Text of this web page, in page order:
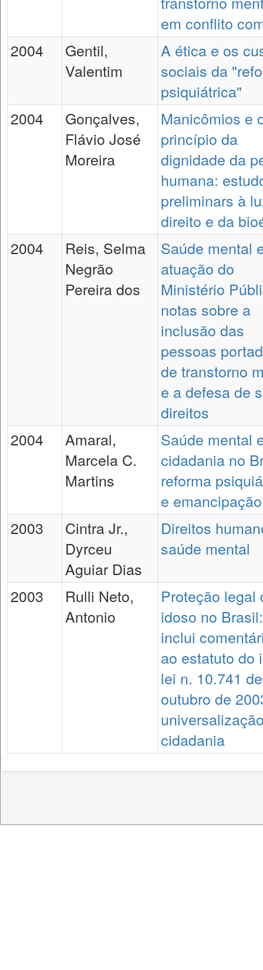
em conflito
2004
Gentil,
Valentim
A ética e os
sociais da
psiquiátrica"
2004
Gonçalves,
Flávio José
Moreira
Manicômios e
princípio da
dignidade da
humana:
preliminars à
direito e da
2004
Reis, Selma
Negrão
Pereira dos
Saúde mental
atuação do
Ministério
notas sobre a
inclusão das
pessoas
de transtorno
e a defesa de
direitos
2004
Amaral,
Marcela C.
Martins
Saúde mental
cidadania no
reforma
e emancipação
2003
Cintra Jr.,
Dyrceu
Aguiar Dias
Direitos
saúde mental
2003
Rulli Neto,
Antonio
Proteção legal
idoso no Brasil:
inclui
ao estatuto do
lei n. 10.741
outubro de
cidadania